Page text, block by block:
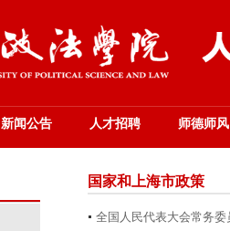
新闻公告 人才招聘 师德师风
国家和上海市政策
全国人民代表大会常务